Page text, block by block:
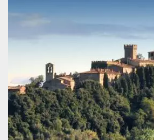
m
Stripe
m.stripe.com
1